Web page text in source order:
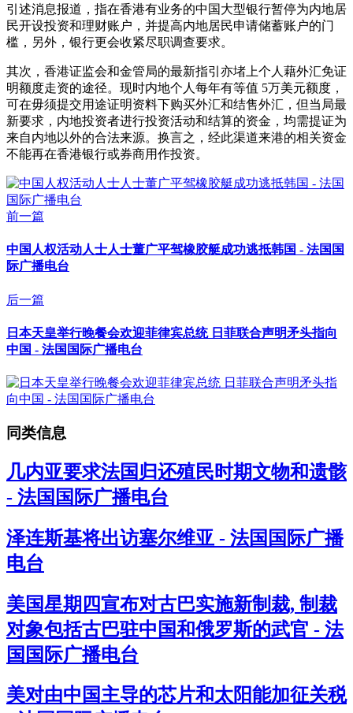
引述消息报道，指在香港有业务的中国大型银行暂停为内地居
民开设投资和理财账户，并提高内地居民申请储蓄账户的门
槛，另外，银行更会收紧尽职调查要求。
其次，香港证监会和金管局的最新指引亦堵上个人藉外汇免证
明额度走资的途径。现时内地个人每年有等值 5万美元额度，
可在毋须提交用途证明资料下购买外汇和结售外汇，但当局最
新要求，内地投资者进行投资活动和结算的资金，均需提证为
来自内地以外的合法来源。换言之，经此渠道来港的相关资金
不能再在香港银行或券商用作投资。
前一篇
中国人权活动人士人士董广平驾橡胶艇成功逃抵韩国 - 法国国
际广播电台
后一篇
日本天皇举行晚餐会欢迎菲律宾总统 日菲联合声明矛头指向
中国 - 法国国际广播电台
同类信息
几内亚要求法国归还殖民时期文物和遗骸
- 法国国际广播电台
泽连斯基将出访塞尔维亚 - 法国国际广播
电台
美国星期四宣布对古巴实施新制裁, 制裁
对象包括古巴驻中国和俄罗斯的武官 - 法
国国际广播电台
美对由中国主导的芯片和太阳能加征关税